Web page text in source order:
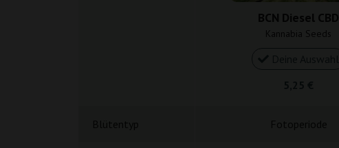
BCN Diesel CBD
Kannabia Seeds